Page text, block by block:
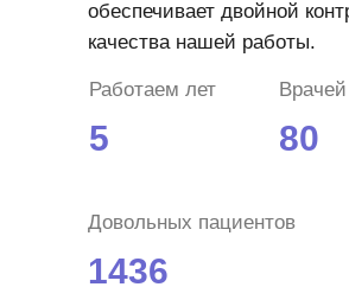
обеспечивает двойной
качества нашей работы.
5 80
1436
Работаем лет
Довольных пациентов